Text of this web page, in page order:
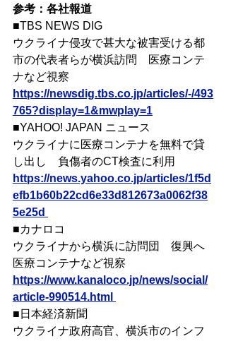
参考：各社報道
■TBS NEWS DIG
ウクライナ侵攻で甚大な被害受ける都
市の代表者らが横浜訪問　医療コンテ
ナなど視察
https://newsdig.tbs.co.jp/articles/-/493
765?display=1&mwplay=1
■YAHOO! JAPAN ニュース
ウクライナに医療コンテナを無料で貸
し出し　負傷者のCT検査に利用
https://news.yahoo.co.jp/articles/1f5d
efb1b60b22cd6e33d812673a0062f38
5e25d
■カナロコ
ウクライナから横浜に訪問団　復興へ
医療コンテナなど視察
https://www.kanaloco.jp/news/social/
article-990514.html
■日本経済新聞
ウクライナ政府高官、横浜市のインフ